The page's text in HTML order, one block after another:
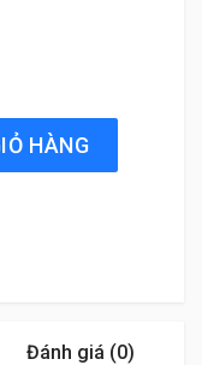
đến 2020)
HÀNG
Đánh giá (0)